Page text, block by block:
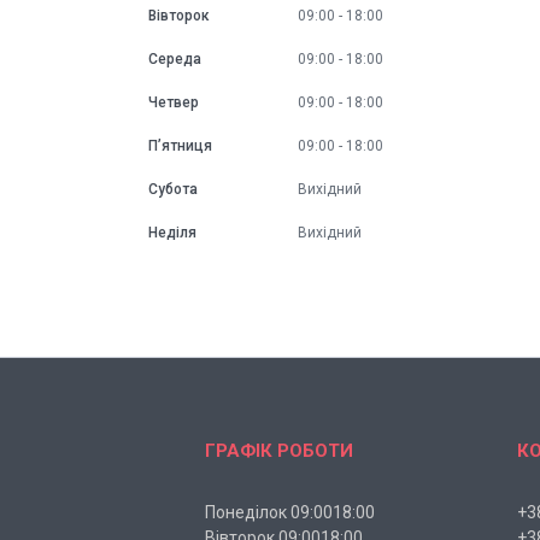
Вівторок 09:00 18:00
Середа 09:00 18:00
Четвер 09:00 18:00
Пʼятниця 09:00 18:00
Субота Вихідний
Неділя Вихідний
ГРАФІК РОБОТИ
Понеділок 09:0018:00